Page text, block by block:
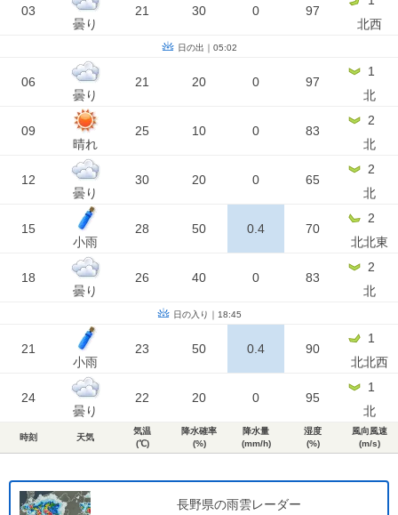
03
曇り
21 30 0 97
北西
日の出｜05:02
06
曇り
21 20 0 97
1
北
09
晴れ
25 10 0 83
2
北
12
曇り
30 20 0 65
2
北
15
小雨
28 50 0.4 70
2
北北東
18
曇り
26 40 0 83
2
北
日の入り｜18:45
21
小雨
23 50 0.4 90
1
北北西
24
曇り
22 20 0 95
1
北
時刻 天気
気温
(℃)
降水確率
(%)
降水量
(mm/h)
湿度
(%)
風向風速
(m/s)
長野県の雨雲レーダー